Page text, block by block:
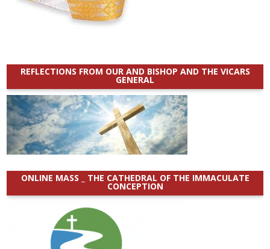
REFLECTIONS FROM OUR AND BISHOP AND THE VICARS
GENERAL
ONLINE MASS _ THE CATHEDRAL OF THE IMMACULATE
CONCEPTION